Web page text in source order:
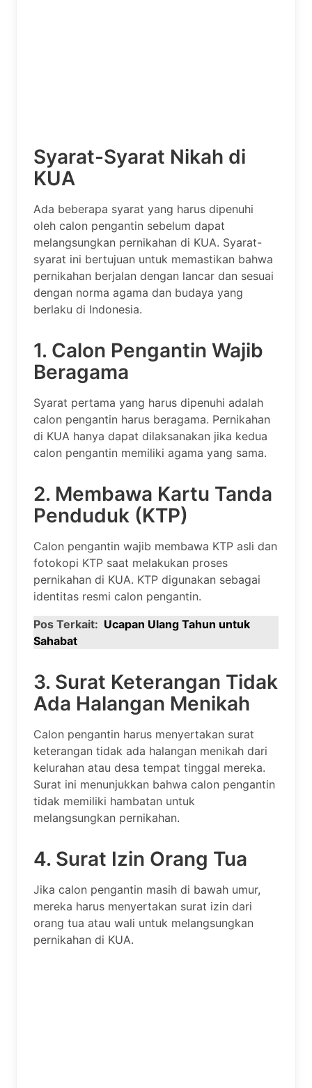
Syarat-Syarat Nikah di
KUA
Ada beberapa syarat yang harus dipenuhi
oleh calon pengantin sebelum dapat
melangsungkan pernikahan di KUA. Syarat-
syarat ini bertujuan untuk memastikan bahwa
pernikahan berjalan dengan lancar dan sesuai
dengan norma agama dan budaya yang
berlaku di Indonesia.
1. Calon Pengantin Wajib
Beragama
Syarat pertama yang harus dipenuhi adalah
calon pengantin harus beragama. Pernikahan
di KUA hanya dapat dilaksanakan jika kedua
calon pengantin memiliki agama yang sama.
2. Membawa Kartu Tanda
Penduduk (KTP)
Calon pengantin wajib membawa KTP asli dan
fotokopi KTP saat melakukan proses
pernikahan di KUA. KTP digunakan sebagai
identitas resmi calon pengantin.
Pos Terkait: Ucapan Ulang Tahun untuk
Sahabat
3. Surat Keterangan Tidak
Ada Halangan Menikah
Calon pengantin harus menyertakan surat
keterangan tidak ada halangan menikah dari
kelurahan atau desa tempat tinggal mereka.
Surat ini menunjukkan bahwa calon pengantin
tidak memiliki hambatan untuk
melangsungkan pernikahan.
4. Surat Izin Orang Tua
Jika calon pengantin masih di bawah umur,
mereka harus menyertakan surat izin dari
orang tua atau wali untuk melangsungkan
pernikahan di KUA.